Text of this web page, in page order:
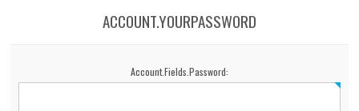
ACCOUNT.YOURPASSWORD
Account.Fields.Password: